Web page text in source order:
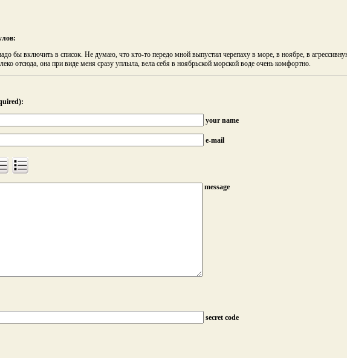
бы включить в список. Не думаю, что кто-то передо мной выпустил черепаху в море, в ноябре, в
отсюда, она при виде меня сразу уплыла, вела себя в ноябрьской морской воде очень комфортно.
your name
e-mail
message
secret code